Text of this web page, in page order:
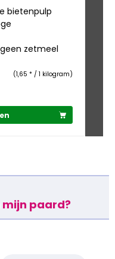
bietenpulp
zetmeel
(1,65 * / 1 kilogram)
paard?